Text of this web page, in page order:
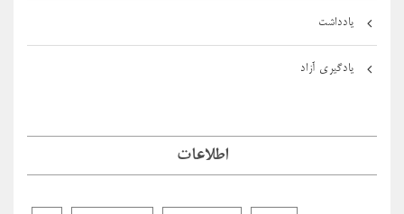
یادداشت
یادگیری آزاد
اطلاعات